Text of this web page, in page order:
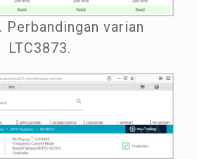
Perbandingan varian
LTC3873.